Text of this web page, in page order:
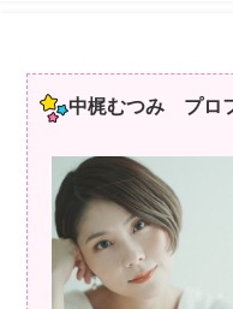
中梶むつみ プロ